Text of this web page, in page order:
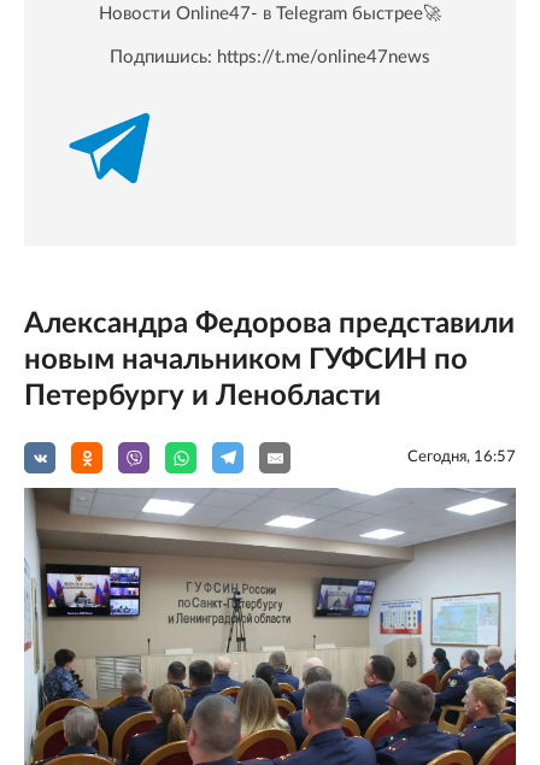
Новости Online47- в Telegram быстрее🚀
Подпишись: https://t.me/online47news
Александра Федорова представили
новым начальником ГУФСИН по
Петербургу и Ленобласти
Сегодня, 16:57